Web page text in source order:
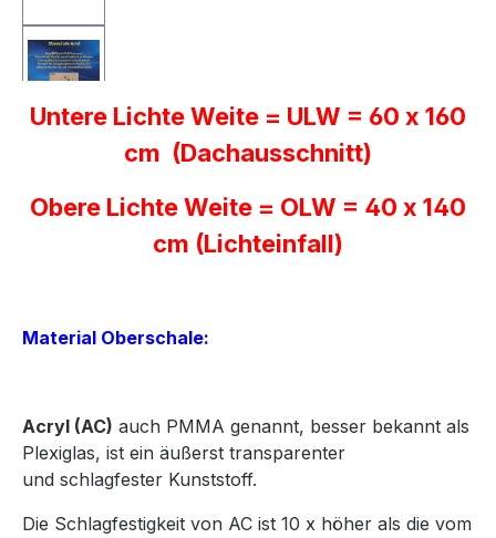
Untere Lichte Weite = ULW = 60 x 160
cm (Dachausschnitt)
Obere Lichte Weite = OLW = 40 x 140
cm (Lichteinfall)
Material Oberschale:
Acryl (AC) auch PMMA genannt, besser bekannt als
Plexiglas, ist ein äußerst transparenter
und schlagfester Kunststoff.
Die Schlagfestigkeit von AC ist 10 x höher als die vom